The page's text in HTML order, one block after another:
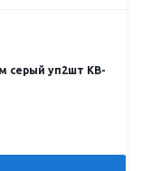
серый уп2шт КВ-